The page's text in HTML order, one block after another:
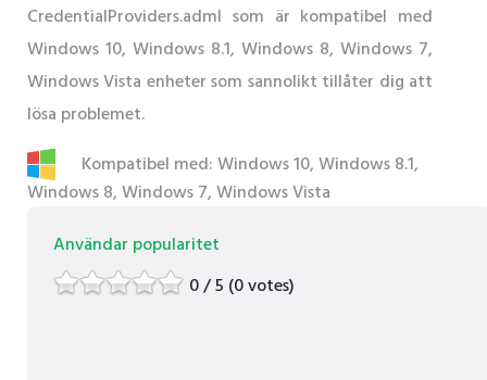
CredentialProviders.adml som är kompatibel med
Windows 10, Windows 8.1, Windows 8, Windows 7,
Windows Vista enheter som sannolikt tillåter dig att
lösa problemet.
Kompatibel med: Windows 10, Windows 8.1,
Windows 8, Windows 7, Windows Vista
Användar popularitet
0 / 5 (0 votes)